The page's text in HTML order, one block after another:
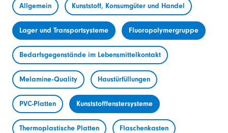
Allgemein Kunststoff, Konsumgüter und Handel
Lager und Transportsysteme Fluoropolymergruppe
Bedarfsgegenstände im Lebensmittelkontakt
Melamine-Quality Haustürfüllungen
PVC-Platten Kunststofffenstersysteme
Thermoplastische Platten Flaschenkasten